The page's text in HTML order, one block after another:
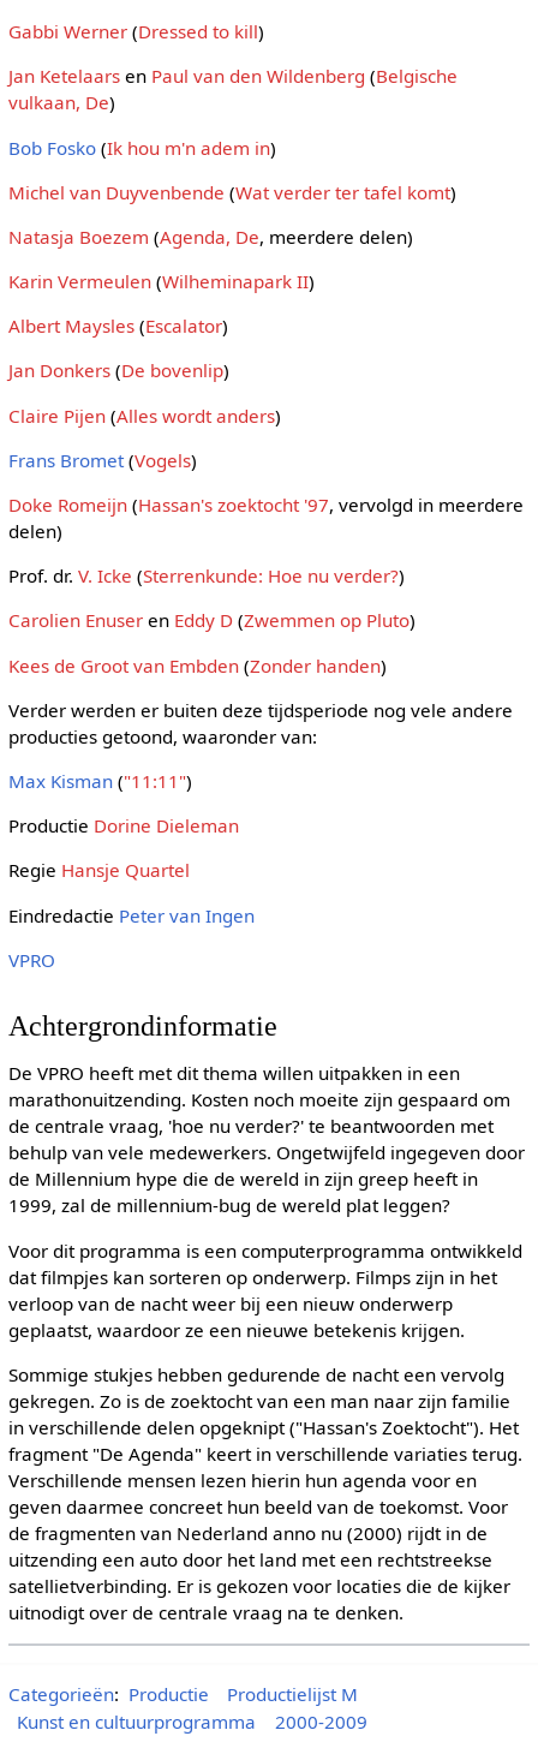
Gabbi Werner(Dressed to kill)
Jan Ketelaarsen Paul van den Wildenberg (Belgische
vulkaan, De)
Bob Fosko(Ik hou m'n adem in)
Michel van Duyvenbende (Wat verder ter tafel komt)
Natasja Boezem (Agenda, De, meerdere delen)
Karin Vermeulen(Wilheminapark II)
Albert Maysles(Escalator)
Jan Donkers(De bovenlip)
Claire Pijen(Alles wordt anders)
Frans Bromet(Vogels)
Doke Romeijn(Hassan's zoektocht '97, vervolgd in meerdere
delen)
Prof. dr. V. Icke (Sterrenkunde: Hoe nu verder?)
Carolien Enuseren Eddy D (Zwemmen op Pluto)
Kees de Groot van Embden(Zonder handen)
Verder werden er buiten deze tijdsperiode nog vele andere
producties getoond, waaronder van:
Max Kisman("11:11")
Productie Dorine Dieleman
Regie Hansje Quartel
Eindredactie Peter van Ingen
VPRO
Achtergrondinformatie
De VPRO heeft met dit thema willen uitpakken in een
marathonuitzending. Kosten noch moeite zijn gespaard om
de centrale vraag, 'hoe nu verder?' te beantwoorden met
behulp van vele medewerkers. Ongetwijfeld ingegeven door
de Millennium hype die de wereld in zijn greep heeft in
1999, zal de millennium-bug de wereld plat leggen?
Voor dit programma is een computerprogramma ontwikkeld
dat filmpjes kan sorteren op onderwerp. Filmps zijn in het
verloop van de nacht weer bij een nieuw onderwerp
geplaatst, waardoor ze een nieuwe betekenis krijgen.
Sommige stukjes hebben gedurende de nacht een vervolg
gekregen. Zo is de zoektocht van een man naar zijn familie
in verschillende delen opgeknipt ("Hassan's Zoektocht"). Het
fragment "De Agenda" keert in verschillende variaties terug.
Verschillende mensen lezen hierin hun agenda voor en
geven daarmee concreet hun beeld van de toekomst. Voor
de fragmenten van Nederland anno nu (2000) rijdt in de
uitzending een auto door het land met een rechtstreekse
satellietverbinding. Er is gekozen voor locaties die de kijker
uitnodigt over de centrale vraag na te denken.
Categorieën: Productie
Productielijst M
Kunst en cultuurprogramma
2000-2009